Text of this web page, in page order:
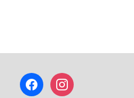
facebookinstagram